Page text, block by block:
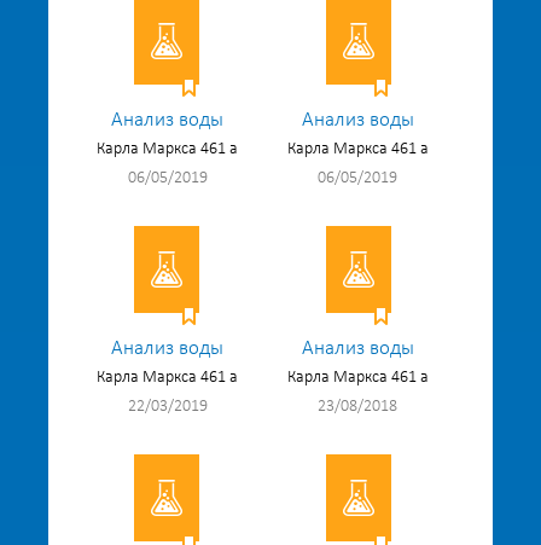
Анализ воды
Карла Маркса 461 а
06/05/2019
Анализ воды
Карла Маркса 461 а
06/05/2019
Анализ воды
Карла Маркса 461 а
22/03/2019
Анализ воды
Карла Маркса 461 а
23/08/2018